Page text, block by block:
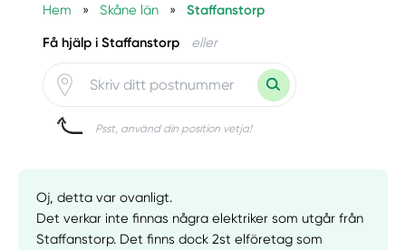
Hem » Skåne län » Staffanstorp
Få hjälp i Staffanstorp eller
Psst, använd din position vetja!
Oj, detta var ovanligt.
Det verkar inte finnas några elektriker som utgår från
Staffanstorp. Det finns dock 2st elföretag som